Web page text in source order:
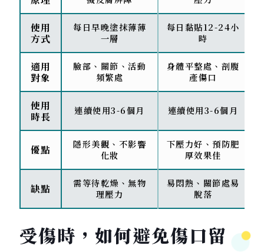
使用
方式
每日早晚塗抹薄薄
一層
每日黏貼12-24小
時
適用
對象
臉部、關節、活動
頻繁處
身體平整處、剖腹
產傷口
使用
時長
連續使用3-6個月 連續使用3-6個月
優點
隱形美觀、不影響
化妝
下壓力好、預防肥
厚效果佳
缺點
需等待乾燥、無物
理壓力
易悶熱、關節處易
脫落
受傷時，如何避免傷口留